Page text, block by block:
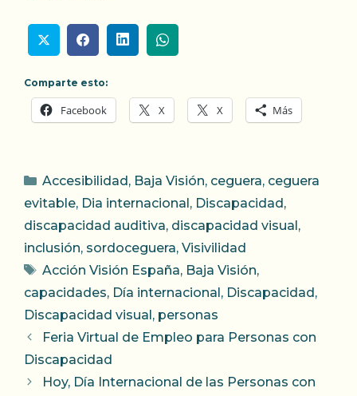
Comparte esto:
Facebook X X Más
Categorías
Accesibilidad, Baja Visión, ceguera, ceguera
evitable, Dia internacional, Discapacidad,
discapacidad auditiva, discapacidad visual,
inclusión, sordoceguera, Visivilidad
Etiquetas
Acción Visión España, Baja Visión,
capacidades, Día internacional, Discapacidad,
Discapacidad visual, personas
Feria Virtual de Empleo para Personas con
Discapacidad
Hoy, Día Internacional de las Personas con